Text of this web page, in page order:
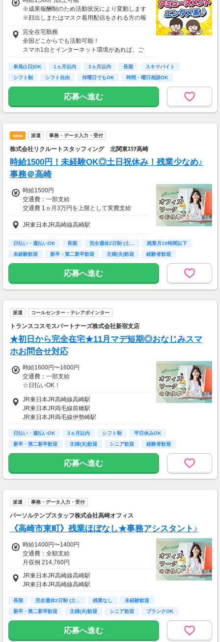
※成果報酬制のため活動状況により変動します
※顔出しまたはマスク着用配信をされる方の報
酬基準となります
【収入例】
■事務職Aさん（週3日・月50時間程度）
月収8万円～15万円
月収15万円～25万円
■主婦Cさん（月100時間程度）
月収20万円以上
現在活躍中のライバーの多くは会社員や主婦の
方。
本業や家庭と両立しながら副業として活動され
ています。
完全在宅勤務
全国どこからでも活動可能！
スマホ1台とインターネット環境があれば、ご
自宅からスタートできます。
通勤時間ゼロだから、本業やプライベートとの
両立もラクラク♪
単発(1日)OK 1ヵ月以内 3ヵ月以内 長期
スキマバイト
シフト制
シフト自由 何曜日でもOK 時間・曜日相談OK
応募へ進む
new 派遣 事務・データ入力・受付
株式会社リクルートスタッフィング 北関東ｴﾘｱ高崎
時給1500円！未経験OK◎土日祝休み！残業少なめ♪
事務＠高崎
時給1500円
交通費：一部支給
交通費 1ヵ月3万円を上限として実費支給
月収例 22万9800円 時給1500円×実働7h40m×
週5日×4週
※月収例を保証するものではありません。
※給与即受取りサービス利用可（利用条件有）
JR東日本JR高崎線高崎駅
日払い・週払いOK 長期 完全週休2日制 (土…
残業月10時間以下
未経験歓迎
新卒・第二新卒歓迎 主婦(夫)歓迎
経験者歓迎
ＰＣスキル不要
応募へ進む
派遣 コールセンター・テレアポインター
トランスコスモスパートナーズ株式会社新宿支店
★初日から完全在宅★11月マデ短期◎おなじみスマ
ホお問合せ対応
時給1600円〜1600円
交通費：一部支給
☆日払いOK！
☆在宅手当 5,000円/月
JR東日本JR高崎線高崎駅
JR東日本JR両毛線前橋駅
JR東日本JR両毛線伊勢崎駅
日払い・週払いOK 3ヵ月以内 シフト制
平日休みOK
新卒・第二新卒歓迎
主婦(夫)歓迎 シニア歓迎
経験者歓迎
交通費支給
応募へ進む
派遣 事務・データ入力・受付
パーソルテンプスタッフ株式会社高崎オフィス
《高崎市東町》残業ほぼなし★事務アシスタント♪
時給1400円〜1400円
交通費：全額支給
月収例 214,760円
JR東日本JR高崎線高崎駅
JR東日本JR高崎線高崎駅
長期 完全週休2日制 (土… 残業なし
未経験歓迎
新卒・第二新卒歓迎
主婦(夫)歓迎 シニア歓迎
ブランクOK
交通費支給
応募へ進む